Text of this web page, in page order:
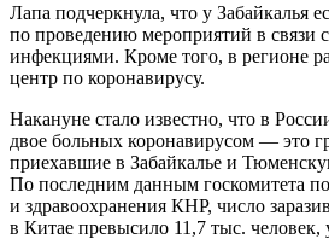
Лапа подчеркнула, что у Забайкалья
по проведению мероприятий в связи
инфекциями. Кроме того, в регионе
центр по коронавирусу.
Накануне стало известно, что в
двое больных коронавирусом — это
приехавшие в Забайкалье и
По последним данным госкомитета
и здравоохранения КНР, число
в Китае превысило 11,7 тыс. человек,